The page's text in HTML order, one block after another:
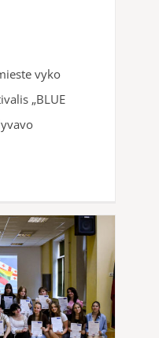
vyko
„BLUE